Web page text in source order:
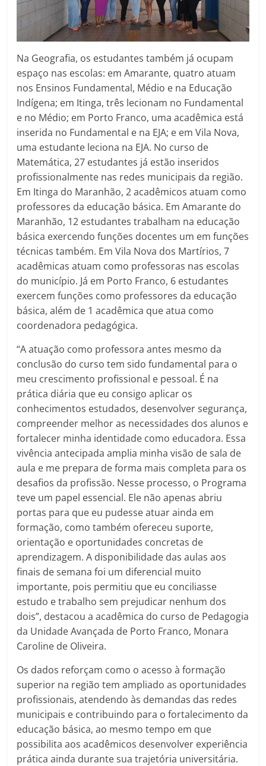
Na Geografia, os estudantes também já ocupam
espaço nas escolas: em Amarante, quatro atuam
nos Ensinos Fundamental, Médio e na Educação
Indígena; em Itinga, três lecionam no Fundamental
e no Médio; em Porto Franco, uma acadêmica está
inserida no Fundamental e na EJA; e em Vila Nova,
uma estudante leciona na EJA. No curso de
Matemática, 27 estudantes já estão inseridos
profissionalmente nas redes municipais da região.
Em Itinga do Maranhão, 2 acadêmicos atuam como
professores da educação básica. Em Amarante do
Maranhão, 12 estudantes trabalham na educação
básica exercendo funções docentes um em funções
técnicas também. Em Vila Nova dos Martírios, 7
acadêmicas atuam como professoras nas escolas
do município. Já em Porto Franco, 6 estudantes
exercem funções como professores da educação
básica, além de 1 acadêmica que atua como
coordenadora pedagógica.
“A atuação como professora antes mesmo da
conclusão do curso tem sido fundamental para o
meu crescimento profissional e pessoal. É na
prática diária que eu consigo aplicar os
conhecimentos estudados, desenvolver segurança,
compreender melhor as necessidades dos alunos e
fortalecer minha identidade como educadora. Essa
vivência antecipada amplia minha visão de sala de
aula e me prepara de forma mais completa para os
desafios da profissão. Nesse processo, o Programa
teve um papel essencial. Ele não apenas abriu
portas para que eu pudesse atuar ainda em
formação, como também ofereceu suporte,
orientação e oportunidades concretas de
aprendizagem. A disponibilidade das aulas aos
finais de semana foi um diferencial muito
importante, pois permitiu que eu conciliasse
estudo e trabalho sem prejudicar nenhum dos
dois”, destacou a acadêmica do curso de Pedagogia
da Unidade Avançada de Porto Franco, Monara
Caroline de Oliveira.
Os dados reforçam como o acesso à formação
superior na região tem ampliado as oportunidades
profissionais, atendendo às demandas das redes
municipais e contribuindo para o fortalecimento da
educação básica, ao mesmo tempo em que
possibilita aos acadêmicos desenvolver experiência
prática ainda durante sua trajetória universitária.